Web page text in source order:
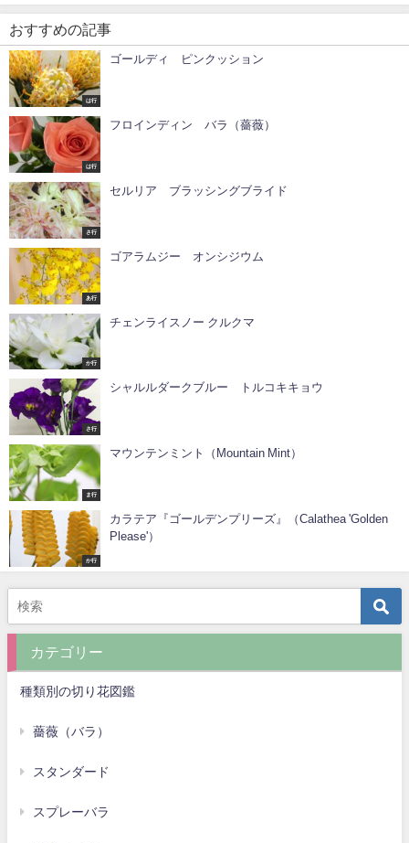
おすすめの記事
は行
ゴールディ ピンクッション
は行
フロインディン バラ（薔薇）
さ行
セルリア ブラッシングブライド
あ行
ゴアラムジー オンシジウム
か行
チェンライスノー クルクマ
さ行
シャルルダークブルー トルコキキョウ
ま行
マウンテンミント（Mountain Mint）
か行
カラテア『ゴールデンプリーズ』（Calathea 'Golden
Please'）
カテゴリー
種類別の切り花図鑑
薔薇（バラ）
スタンダード
スプレーバラ